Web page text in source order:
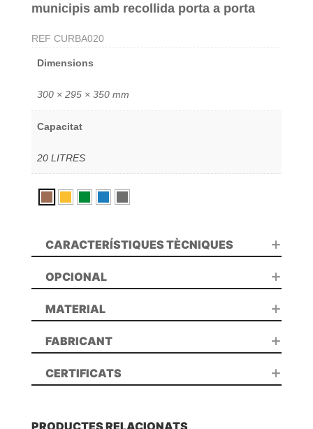
municipis amb recollida porta a porta
REF CURBA020
Dimensions
300 × 295 × 350 mm
Capacitat
20 LITRES
CARACTERÍSTIQUES TÈCNIQUES
OPCIONAL
MATERIAL
FABRICANT
CERTIFICATS